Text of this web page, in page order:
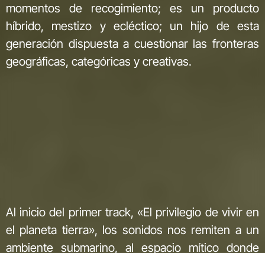
momentos de recogimiento; es un producto
híbrido, mestizo y ecléctico; un hijo de esta
generación dispuesta a cuestionar las fronteras
geográficas, categóricas y creativas.
Al inicio del primer track, «El privilegio de vivir en
el planeta tierra», los sonidos nos remiten a un
ambiente submarino, al espacio mítico donde